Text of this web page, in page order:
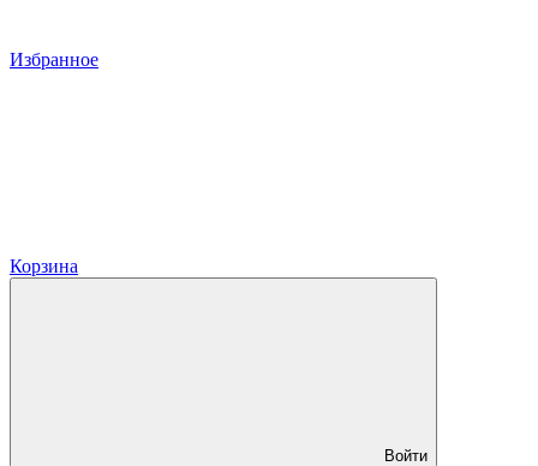
Избранное
Корзина
Войти